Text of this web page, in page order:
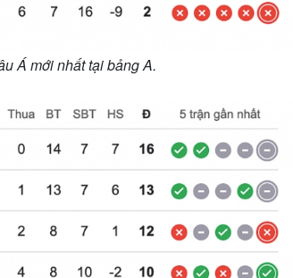
Á mới nhất tại bảng A.